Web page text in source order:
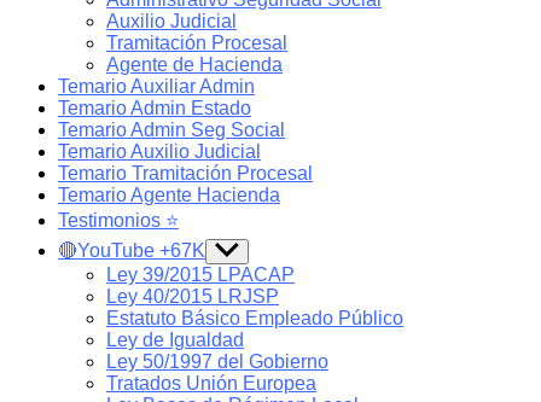
Auxilio Judicial
Tramitación Procesal
Agente de Hacienda
Temario Auxiliar Admin
Temario Admin Estado
Temario Admin Seg Social
Temario Auxilio Judicial
Temario Tramitación Procesal
Temario Agente Hacienda
Testimonios ⭐️
🔴YouTube +67K Show
sub
menu
Ley 39/2015 LPACAP
Ley 40/2015 LRJSP
Estatuto Básico Empleado Público
Ley de Igualdad
Ley 50/1997 del Gobierno
Tratados Unión Europea